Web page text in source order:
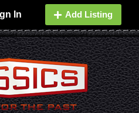
In Add Listing